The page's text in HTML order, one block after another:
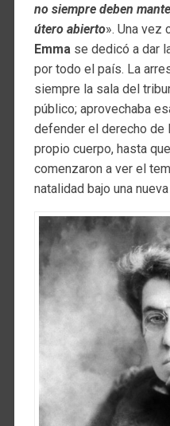
no siempre deben
útero abierto». Una vez
Emma se dedicó a dar
por todo el país. La
siempre la sala del
público; aprovechaba
defender el derecho de
propio cuerpo, hasta
comenzaron a ver el
natalidad bajo una